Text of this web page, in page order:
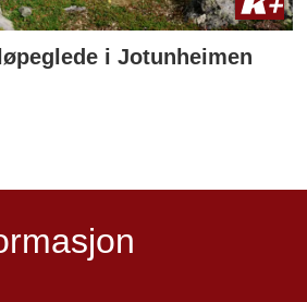
i Jotunheimen